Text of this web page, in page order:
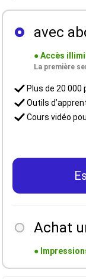
avec
●Accès
La première
Plus de 20
Outils
Cours vidéo
Achat
●